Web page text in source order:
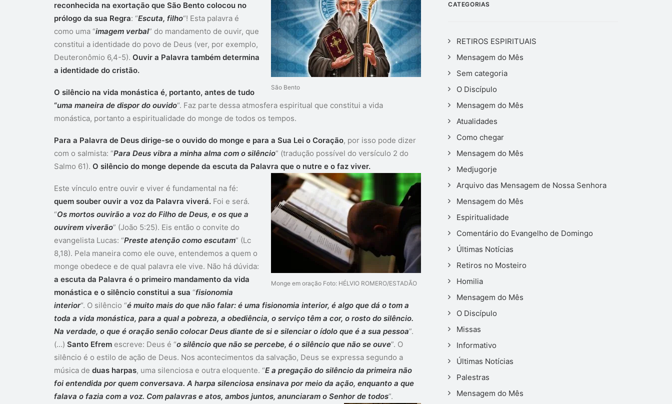
São Bento
reconhecida na exortação que São Bento colocou no
prólogo da sua Regra: “Escuta, filho“! Esta palavra é
como uma “imagem verbal” do mandamento de ouvir, que
constitui a identidade do povo de Deus (ver, por exemplo,
Deuteronômio 6,4-5). Ouvir a Palavra também determina
a identidade do cristão.
O silêncio na vida monástica é, portanto, antes de tudo
“uma maneira de dispor do ouvido“. Faz parte dessa atmosfera espiritual que constitui a vida
monástica, portanto a espiritualidade do monge de todos os tempos.
Para a Palavra de Deus dirige-se o ouvido do monge e para a Sua Lei o Coração, por isso pode dizer
com o salmista: “Para Deus vibra a minha alma com o silêncio” (tradução possível do versículo 2 do
Salmo 61). O silêncio do monge depende da escuta da Palavra que o nutre e o faz viver.
Monge em oração Foto: HÉLVIO ROMERO/ESTADÃO
Este vínculo entre ouvir e viver é fundamental na fé:
quem souber ouvir a voz da Palavra viverá. Foi e será.
“Os mortos ouvirão a voz do Filho de Deus, e os que a
ouvirem viverão” (João 5:25). Eis então o convite do
evangelista Lucas: “Preste atenção como escutam” (Lc
8,18). Pela maneira como ele ouve, entendemos a quem o
monge obedece e de qual palavra ele vive. Não há dúvida:
a escuta da Palavra é o primeiro mandamento da vida
monástica e o silêncio constitui a sua “fisionomia
interior“. O silêncio “é muito mais do que não falar: é uma fisionomia interior, é algo que dá o tom a
toda a vida monástica, para a qual a pobreza, a obediência, o serviço têm a cor, o rosto do silêncio.
Na verdade, o que é oração senão colocar Deus diante de si e silenciar o ídolo que é a sua pessoa”.
(…) Santo Efrem escreve: Deus é “o silêncio que não se percebe, é o silêncio que não se ouve”. O
silêncio é o estilo de ação de Deus. Nos acontecimentos da salvação, Deus se expressa segundo a
música de duas harpas, uma silenciosa e outra eloquente. “E a pregação do silêncio da primeira não
foi entendida por quem conversava. A harpa silenciosa ensinava por meio da ação, enquanto a que
falava o fazia com a voz. Com palavras e atos, ambos juntos, anunciaram o Senhor de todos”.
CATEGORIAS
RETIROS ESPIRITUAIS
Mensagem do Mês
Sem categoria
O Discípulo
Mensagem do Mês
Atualidades
Como chegar
Mensagem do Mês
Medjugorje
Arquivo das Mensagem de Nossa Senhora
Mensagem do Mês
Espiritualidade
Comentário do Evangelho de Domingo
Últimas Notícias
Retiros no Mosteiro
Homilia
Mensagem do Mês
O Discípulo
Missas
Informativo
Últimas Notícias
Palestras
Mensagem do Mês